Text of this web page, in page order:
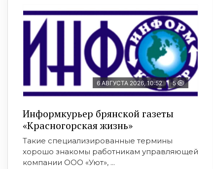
6 АВГУСТА 2026, 10:52 5
Информкурьер брянской газеты
«Красногорская жизнь»
Такие специализированные термины
хорошо знакомы работникам управляющей
компании ООО «Уют», ...